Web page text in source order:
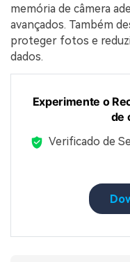
memória de câmera
avançados. Também
proteger fotos e
dados.
Experimente o
de
Verificado de